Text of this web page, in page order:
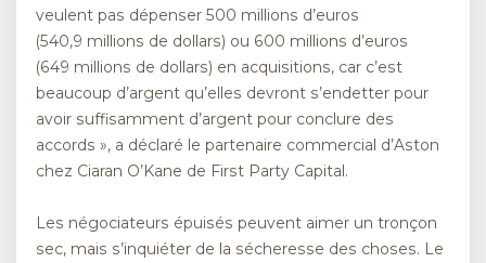
veulent pas dépenser 500 millions d’euros
(540,9 millions de dollars) ou 600 millions d’euros
(649 millions de dollars) en acquisitions, car c’est
beaucoup d’argent qu’elles devront s’endetter pour
avoir suffisamment d’argent pour conclure des
accords », a déclaré le partenaire commercial d’Aston
chez Ciaran O’Kane de First Party Capital.
Les négociateurs épuisés peuvent aimer un tronçon
sec, mais s’inquiéter de la sécheresse des choses. Le